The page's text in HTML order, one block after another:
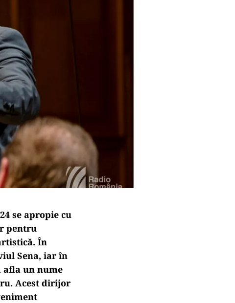
se apropie cu
pentru
În
Sena, iar în
afla un nume
Acest dirijor